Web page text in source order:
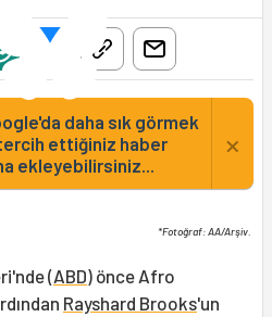
daha sık görmek
ettiğiniz haber
ekleyebilirsiniz...
×
*Fotoğraf: AA/Arşiv.
(ABD) önce Afro
Rayshard Brooks'un